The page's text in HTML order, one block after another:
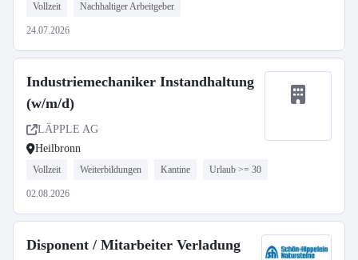
Vollzeit Nachhaltiger Arbeitgeber
24.07.2026
Industriemechaniker Instandhaltung
(w/m/d)
LÄPPLE AG
Heilbronn
Vollzeit Weiterbildungen Kantine Urlaub >= 30
02.08.2026
Disponent / Mitarbeiter Verladung